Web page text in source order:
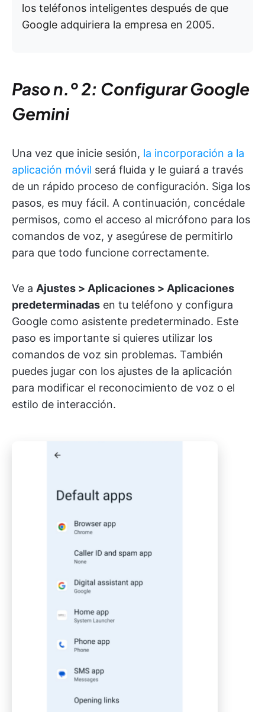
los teléfonos inteligentes después de que
Google adquiriera la empresa en 2005.
Paso n.º 2: Configurar Google
Gemini
Una vez que inicie sesión, la incorporación a la
aplicación móvil será fluida y le guiará a través
de un rápido proceso de configuración. Siga los
pasos, es muy fácil. A continuación, concédale
permisos, como el acceso al micrófono para los
comandos de voz, y asegúrese de permitirlo
para que todo funcione correctamente.
Ve a Ajustes > Aplicaciones > Aplicaciones
predeterminadas en tu teléfono y configura
Google como asistente predeterminado. Este
paso es importante si quieres utilizar los
comandos de voz sin problemas. También
puedes jugar con los ajustes de la aplicación
para modificar el reconocimiento de voz o el
estilo de interacción.